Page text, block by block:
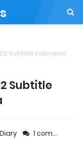
Subtitle Indonesia
Subtitle
1 comment